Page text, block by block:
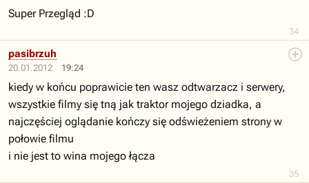
34
Super Przegląd :D
20.01.2012 19:24
35
pasibrzuh
kiedy w końcu poprawicie ten wasz odtwarzacz i serwery,
wszystkie filmy się tną jak traktor mojego dziadka, a
najczęściej oglądanie kończy się odświeżeniem strony w
połowie filmu
i nie jest to wina mojego łącza